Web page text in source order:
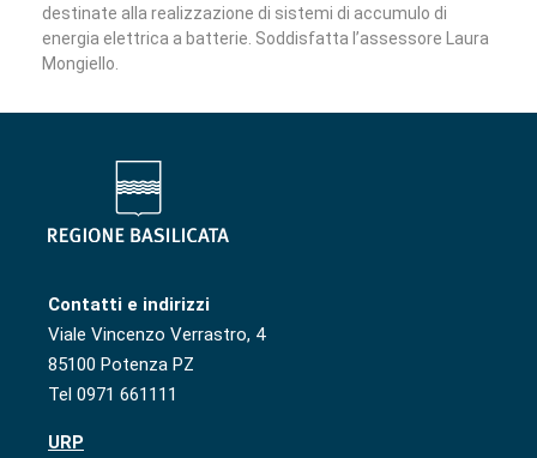
destinate alla realizzazione di sistemi di accumulo di
energia elettrica a batterie. Soddisfatta l’assessore Laura
Mongiello.
Contatti e indirizzi
Viale Vincenzo Verrastro, 4
85100 Potenza PZ
Tel 0971 661111
URP